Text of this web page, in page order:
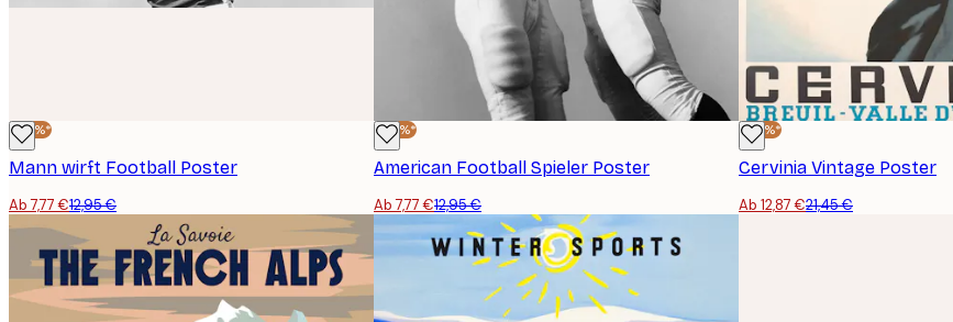
-40%*
Mann wirft Football Poster
Ab 7,77 €12,95 €
-40%*
American Football Spieler Poster
Ab 7,77 €12,95 €
-40%*
Cervinia Vintage Poster
Ab 12,87 €21,45 €